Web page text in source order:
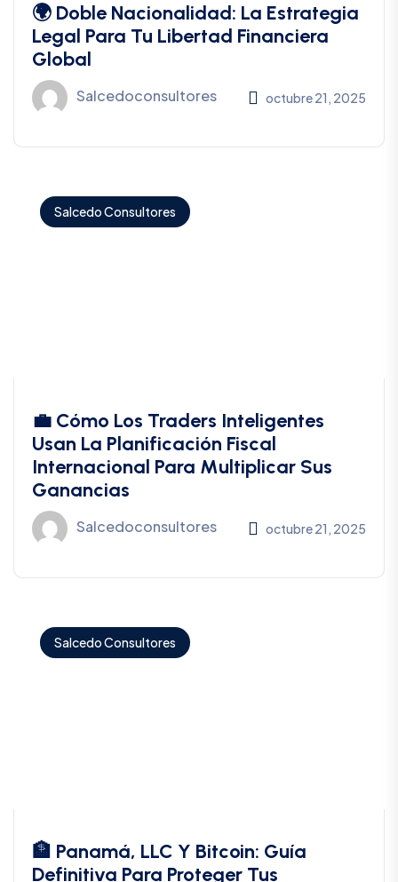
🌍 Doble Nacionalidad: La Estrategia
Legal Para Tu Libertad Financiera
Global
Salcedoconsultores octubre 21, 2025
Salcedo Consultores
💼 Cómo Los Traders Inteligentes
Usan La Planificación Fiscal
Internacional Para Multiplicar Sus
Ganancias
Salcedoconsultores octubre 21, 2025
Salcedo Consultores
🏦 Panamá, LLC Y Bitcoin: Guía
Definitiva Para Proteger Tus